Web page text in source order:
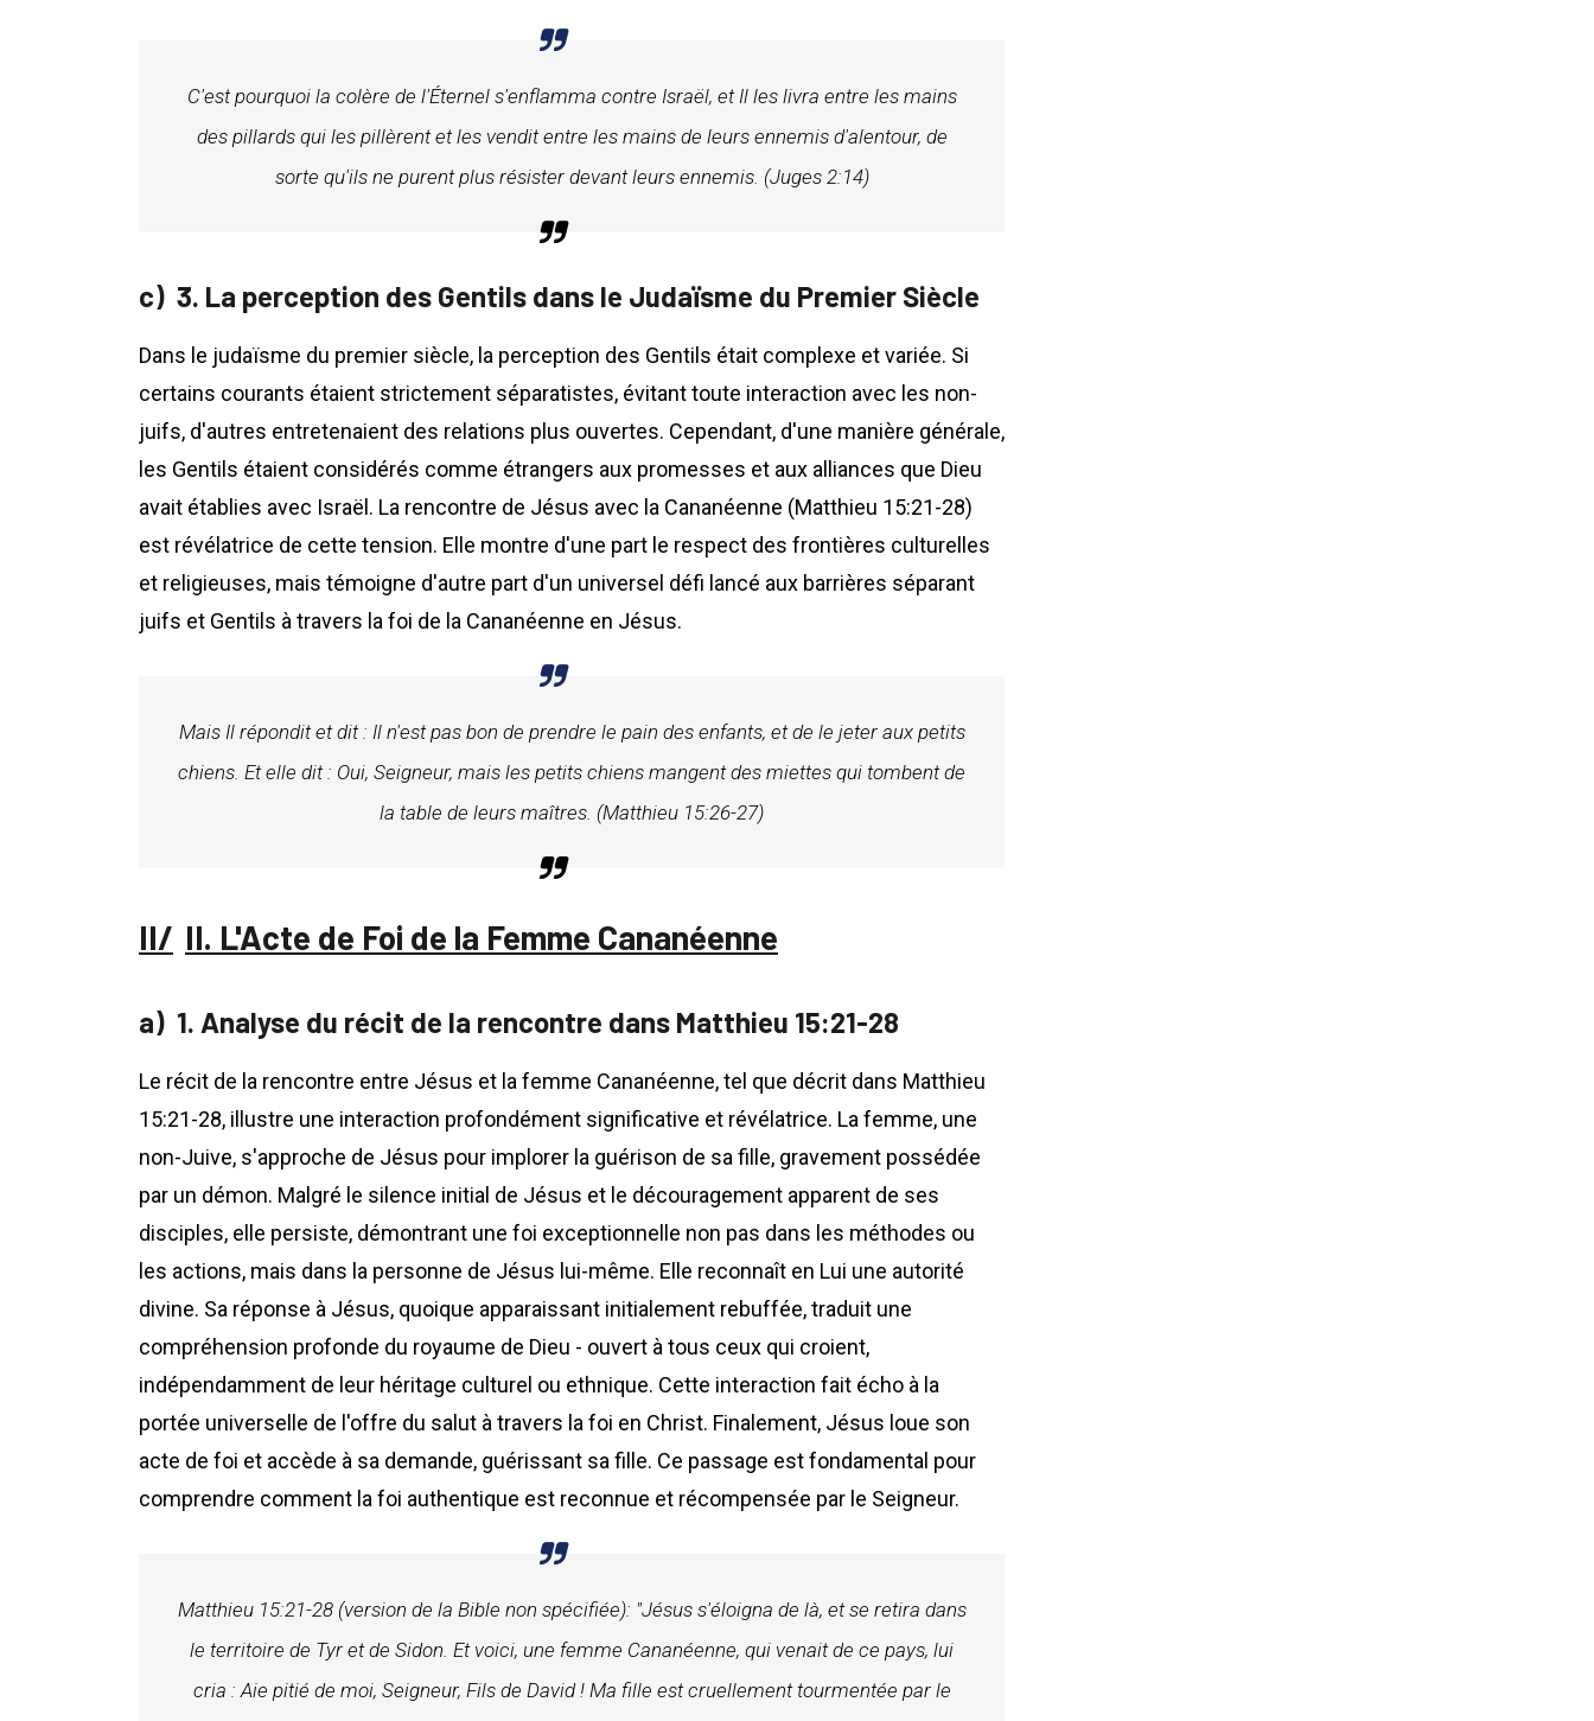
C'est pourquoi la colère de l'Éternel s'enflamma contre Israël, et Il les livra entre les mains
des pillards qui les pillèrent et les vendit entre les mains de leurs ennemis d'alentour, de
sorte qu'ils ne purent plus résister devant leurs ennemis. (Juges 2:14)
3. La perception des Gentils dans le Judaïsme du Premier Siècle
Dans le judaïsme du premier siècle, la perception des Gentils était complexe et variée. Si
certains courants étaient strictement séparatistes, évitant toute interaction avec les non-
juifs, d'autres entretenaient des relations plus ouvertes. Cependant, d'une manière générale,
les Gentils étaient considérés comme étrangers aux promesses et aux alliances que Dieu
avait établies avec Israël. La rencontre de Jésus avec la Cananéenne (Matthieu 15:21-28)
est révélatrice de cette tension. Elle montre d'une part le respect des frontières culturelles
et religieuses, mais témoigne d'autre part d'un universel défi lancé aux barrières séparant
juifs et Gentils à travers la foi de la Cananéenne en Jésus.
Mais Il répondit et dit : Il n'est pas bon de prendre le pain des enfants, et de le jeter aux petits
chiens. Et elle dit : Oui, Seigneur, mais les petits chiens mangent des miettes qui tombent de
la table de leurs maîtres. (Matthieu 15:26-27)
II. L'Acte de Foi de la Femme Cananéenne
1. Analyse du récit de la rencontre dans Matthieu 15:21-28
Le récit de la rencontre entre Jésus et la femme Cananéenne, tel que décrit dans Matthieu
15:21-28, illustre une interaction profondément significative et révélatrice. La femme, une
non-Juive, s'approche de Jésus pour implorer la guérison de sa fille, gravement possédée
par un démon. Malgré le silence initial de Jésus et le découragement apparent de ses
disciples, elle persiste, démontrant une foi exceptionnelle non pas dans les méthodes ou
les actions, mais dans la personne de Jésus lui-même. Elle reconnaît en Lui une autorité
divine. Sa réponse à Jésus, quoique apparaissant initialement rebuffée, traduit une
compréhension profonde du royaume de Dieu - ouvert à tous ceux qui croient,
indépendamment de leur héritage culturel ou ethnique. Cette interaction fait écho à la
portée universelle de l'offre du salut à travers la foi en Christ. Finalement, Jésus loue son
acte de foi et accède à sa demande, guérissant sa fille. Ce passage est fondamental pour
comprendre comment la foi authentique est reconnue et récompensée par le Seigneur.
Matthieu 15:21-28 (version de la Bible non spécifiée): "Jésus s'éloigna de là, et se retira dans
le territoire de Tyr et de Sidon. Et voici, une femme Cananéenne, qui venait de ce pays, lui
cria : Aie pitié de moi, Seigneur, Fils de David ! Ma fille est cruellement tourmentée par le